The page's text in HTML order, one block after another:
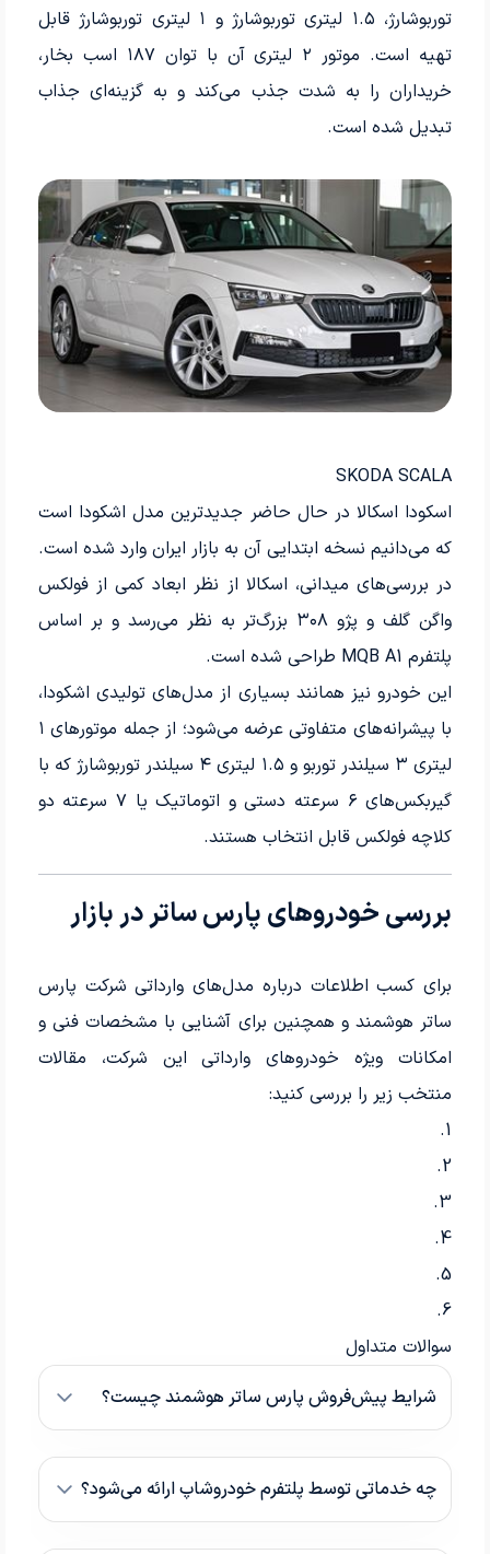
توربوشارژ، ۱.۵ لیتری توربوشارژ و ۱ لیتری توربوشارژ قابل
تهیه است. موتور ۲ لیتری آن با توان ۱۸۷ اسب بخار،
خریداران را به شدت جذب می‌کند و به گزینه‌ای جذاب
تبدیل شده است.
SKODA SCALA
اسکودا اسکالا در حال حاضر جدیدترین مدل اشکودا است
که می‌دانیم نسخه ابتدایی آن به بازار ایران وارد شده است.
در بررسی‌های میدانی، اسکالا از نظر ابعاد کمی از فولکس
واگن گلف و پژو ۳۰۸ بزرگ‌تر به نظر می‌رسد و بر اساس
پلتفرم MQB A1 طراحی شده است.
این خودرو نیز همانند بسیاری از مدل‌های تولیدی اشکودا،
با پیشرانه‌های متفاوتی عرضه می‌شود؛ از جمله موتورهای ۱
لیتری ۳ سیلندر توربو و ۱.۵ لیتری ۴ سیلندر توربوشارژ که با
گیربکس‌های ۶ سرعته دستی و اتوماتیک یا ۷ سرعته دو
کلاچه فولکس قابل انتخاب هستند.
بررسی خودروهای پارس ساتر در بازار
برای کسب اطلاعات درباره مدل‌های وارداتی شرکت پارس
ساتر هوشمند و همچنین برای آشنایی با مشخصات فنی و
امکانات ویژه خودروهای وارداتی این شرکت، مقالات
منتخب زیر را بررسی کنید:
1.
2.
3.
4.
5.
6.
سوالات متداول
شرایط پیش‌فروش پارس ساتر هوشمند چیست؟
چه خدماتی توسط پلتفرم خودروشاپ ارائه می‌شود؟